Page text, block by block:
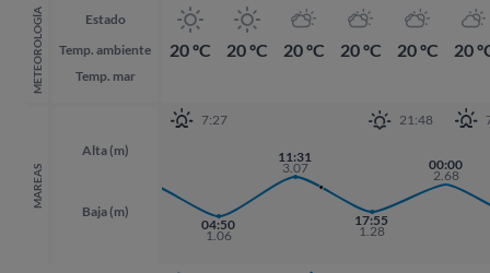
METEOROLOGÍA
Estado
Temp. ambiente
Temp. mar
MAREAS
Alta (m)
Baja (m)
20 ºC 20 ºC 20 ºC 20 ºC 20 ºC
7:27 21:48
22:38
04:50
1.06
11:31
3.07
17:55
1.28
00:00
2.68
20
17:55
1.28
00:00
2.68